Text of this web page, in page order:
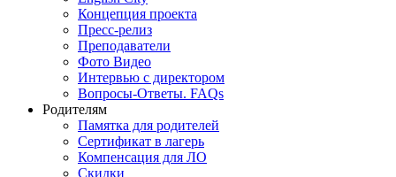
Концепция проекта
Пресс-релиз
Преподаватели
Фото Видео
Интервью с директором
Вопросы-Ответы. FAQs
Родителям
Памятка для родителей
Сертификат в лагерь
Компенсация для ЛО
Скидки